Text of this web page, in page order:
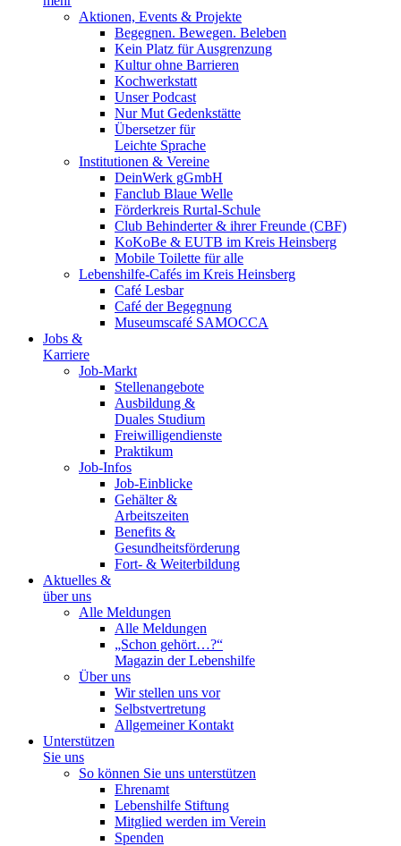
Aktionen, Events & Projekte
Begegnen. Bewegen. Beleben
Kein Platz für Ausgrenzung
Kultur ohne Barrieren
Kochwerkstatt
Unser Podcast
Nur Mut Gedenkstätte
Übersetzer für
Leichte Sprache
Institutionen & Vereine
DeinWerk gGmbH
Fanclub Blaue Welle
Förderkreis Rurtal-Schule
Club Behinderter & ihrer Freunde (CBF)
KoKoBe & EUTB im Kreis Heinsberg
Mobile Toilette für alle
Lebenshilfe-Cafés im Kreis Heinsberg
Café Lesbar
Café der Begegnung
Museumscafé SAMOCCA
Jobs &
Karriere
Job-Markt
Stellenangebote
Ausbildung &
Duales Studium
Freiwilligendienste
Praktikum
Job-Infos
Job-Einblicke
Gehälter &
Arbeitszeiten
Benefits &
Gesundheitsförderung
Fort- & Weiterbildung
Aktuelles &
über uns
Alle Meldungen
Alle Meldungen
„Schon gehört…?“
Magazin der Lebenshilfe
Über uns
Wir stellen uns vor
Selbstvertretung
Allgemeiner Kontakt
Unterstützen
Sie uns
So können Sie uns unterstützen
Ehrenamt
Lebenshilfe Stiftung
Mitglied werden im Verein
Spenden